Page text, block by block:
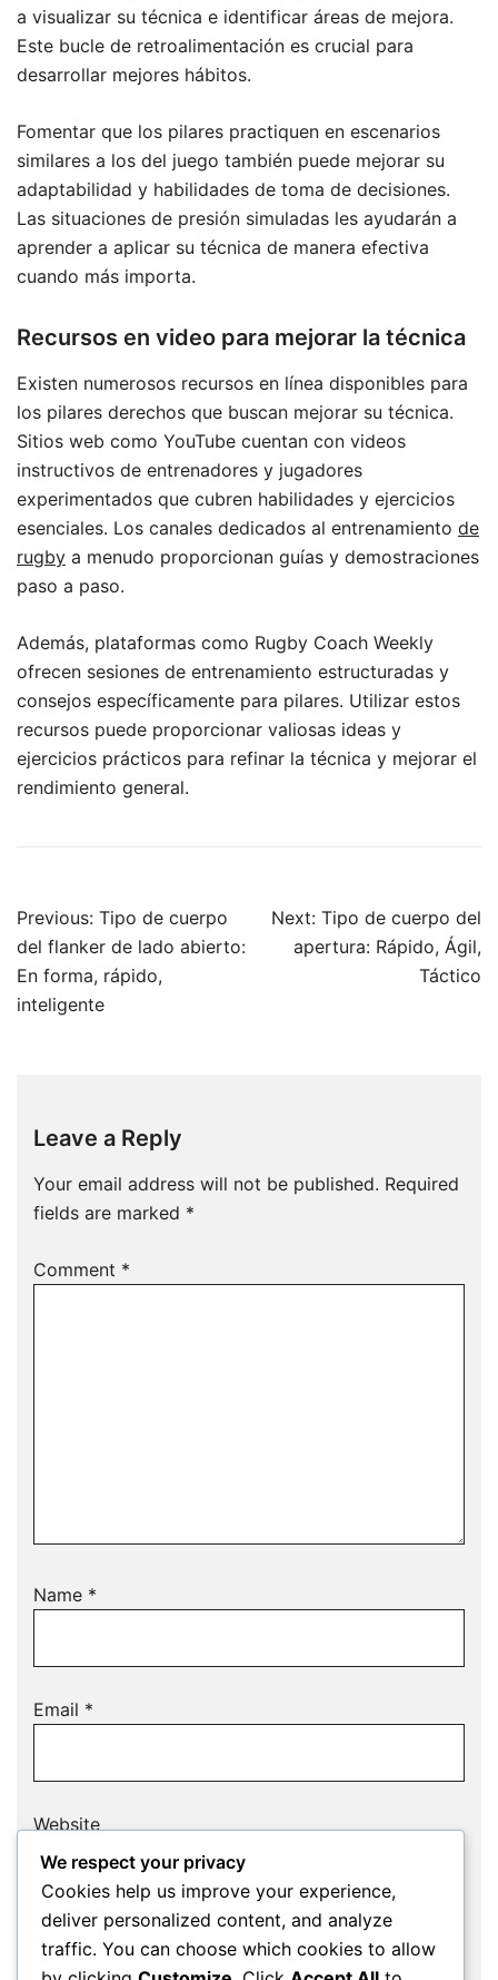
a visualizar su técnica e identificar áreas de mejora.
Este bucle de retroalimentación es crucial para
desarrollar mejores hábitos.
Fomentar que los pilares practiquen en escenarios
similares a los del juego también puede mejorar su
adaptabilidad y habilidades de toma de decisiones.
Las situaciones de presión simuladas les ayudarán a
aprender a aplicar su técnica de manera efectiva
cuando más importa.
Recursos en video para mejorar la técnica
Existen numerosos recursos en línea disponibles para
los pilares derechos que buscan mejorar su técnica.
Sitios web como YouTube cuentan con videos
instructivos de entrenadores y jugadores
experimentados que cubren habilidades y ejercicios
esenciales. Los canales dedicados al entrenamiento de
rugby a menudo proporcionan guías y demostraciones
paso a paso.
Además, plataformas como Rugby Coach Weekly
ofrecen sesiones de entrenamiento estructuradas y
consejos específicamente para pilares. Utilizar estos
recursos puede proporcionar valiosas ideas y
ejercicios prácticos para refinar la técnica y mejorar el
rendimiento general.
Post
navigation
Previous: Tipo de cuerpo
del flanker de lado abierto:
En forma, rápido,
inteligente
Next: Tipo de cuerpo del
apertura: Rápido, Ágil,
Táctico
Leave a Reply
Your email address will not be published. Required
fields are marked *
Comment *
Name *
Email *
Website
Save my name, email, and website in this
browser for the next time I comment.
We respect your privacy
Cookies help us improve your experience,
deliver personalized content, and analyze
traffic. You can choose which cookies to allow